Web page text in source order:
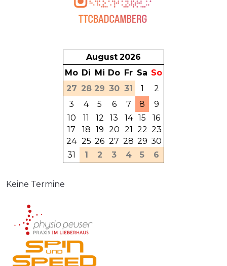
August 2026
Mo Di Mi Do Fr Sa So
27 28 29 30 31 1
2
3
4 5 6 7 8
9
10
11 12 13 14 15
16
17
18 19 20 21 22 23
24 25 26 27 28 29 30
31
1 2 3 4 5 6
Keine Termine